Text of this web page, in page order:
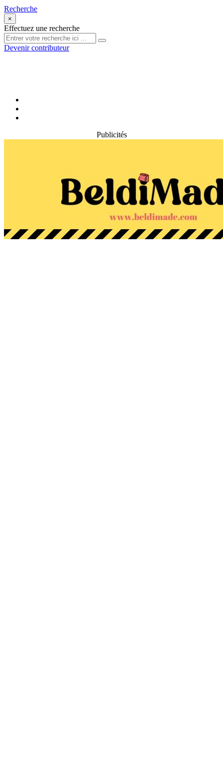
Recherche
×
Effectuez une recherche
Devenir contributeur
Publicités